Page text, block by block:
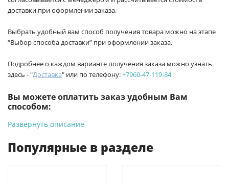
доставки при оформлении заказа.
Выбрать удобный вам способ получения товара можно на этапе
“Выбор способа доставки” при оформлении заказа.
Подробнее о каждом варианте получения заказа можно узнать
здесь - "Доставка" или по телефону:+7960-47-119-84
Вы можете оплатить заказ удобным Вам
способом:
-Банковской картой на сайте ProffЭлектро. Данный вид
Развернуть описание
Популярные в разделе